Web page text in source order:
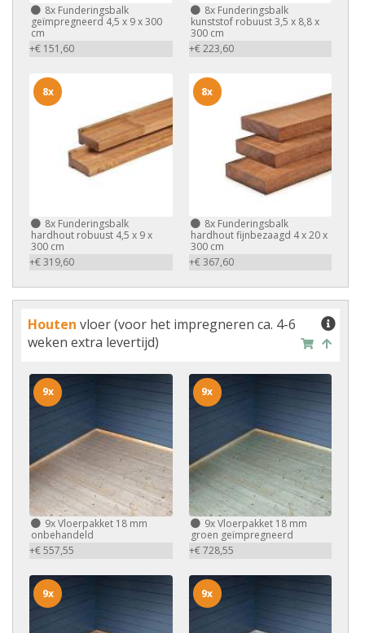
8x Funderingsbalk
geïmpregneerd 4,5 x 9 x 300
cm
+€ 151,60
8xFunderingsbalk
kunststof robuust 3,5 x 8,8 x
300 cm
+€ 223,60
8x Funderingsbalk
hardhout robuust 4,5 x 9 x
300 cm
+€ 319,60
8x
8xFunderingsbalk
hardhout fijnbezaagd 4 x 20 x
300 cm
+€ 367,60
8x
Houten vloer (voor het impregneren ca. 4-6
weken extra levertijd)
9xVloerpakket 18 mm
onbehandeld
+€ 557,55
9x
9xVloerpakket 18 mm
groen geïmpregneerd
+€ 728,55
9x
9x 9x